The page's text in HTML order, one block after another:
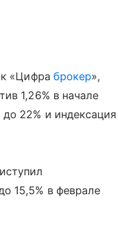
«Цифра брокер»,
1,26% в начале
до 22% и индексация
15,5% в феврале